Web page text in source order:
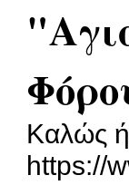
Καλώς
https://